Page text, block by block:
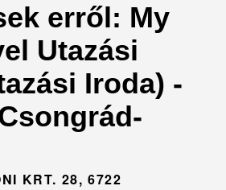
erről: My
Utazási
Iroda) -
KRT. 28, 6722